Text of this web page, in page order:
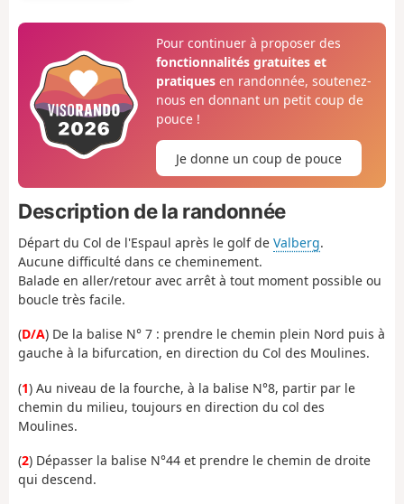
Pour continuer à proposer des
fonctionnalités gratuites et
pratiquesen randonnée, soutenez-
nous en donnant un petit coup de
pouce !
Je donne un coup de pouce
Description de la randonnée
Départ du Col de l'Espaul après le golf de Valberg.
Aucune difficulté dans ce cheminement.
Balade en aller/retour avec arrêt à tout moment possible ou
boucle très facile.
(D/A) De la balise N° 7 : prendre le chemin plein Nord puis à
gauche à la bifurcation, en direction du Col des Moulines.
(1) Au niveau de la fourche, à la balise N°8, partir par le
chemin du milieu, toujours en direction du col des
Moulines.
(2) Dépasser la balise N°44 et prendre le chemin de droite
qui descend.